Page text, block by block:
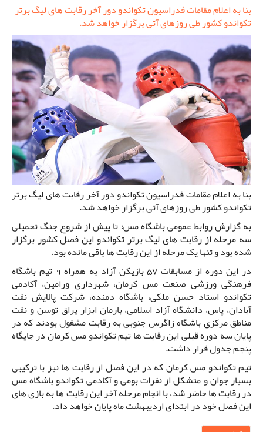
بنا به اعلام مقامات فدراسیون تکواندو دور آخر رقابت های لیگ برتر
تکواندو کشور طی روزهای آتی برگزار خواهد شد.
بنا به اعلام مقامات فدراسیون تکواندو دور آخر رقابت های لیگ برتر
تکواندو کشور طی روزهای آتی برگزار خواهد شد.
به گزارش روابط عمومی باشگاه مس؛ تا پیش از شروع جنگ تحمیلی
سه مرحله از رقابت های لیگ برتر تکواندو این فصل کشور برگزار
شده بود و تنها یک مرحله از این رقابت ها باقی مانده بود.
در این دوره از مسابقات 57 بازیکن آزاد به همراه 9 تیم باشگاه
فرهنگی ورزشی صنعت مس کرمان، شهرداری ورامین، آکادمی
تکواندو استاد حسن ملکی، باشگاه دمنده، شرکت پالایش نفت
آبادان، پاس، دانشگاه آزاد اسلامی، بارمان ابزار یراق توسن و نفت
مناطق مرکزی باشگاه زاگرس جنوبی به رقابت مشغول بودند که در
پایان سه دوره قبلی این رقابت ها تیم تکواندو مس کرمان در جایگاه
پنجم جدول قرار داشت.
تیم تکواندو مس کرمان که در این فصل از رقابت ها نیز با ترکیبی
بسیار جوان و متشکل از نفرات بومی و آکادمی تکواندو باشگاه مس
در رقابت ها حاضر شد، با انجام مرحله آخر این رقابت ها به بازی های
این فصل خود در ابتدای اردیبهشت ماه پایان خواهد داد.